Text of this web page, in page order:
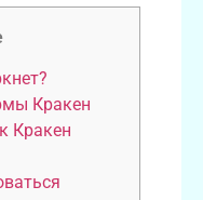
Кракен
Кракен